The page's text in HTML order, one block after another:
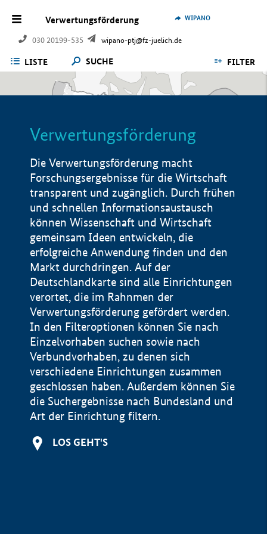
Verwertungsförderung
030 20199-535 wipano-ptj@fz-juelich.de
WIPANO
LISTE SUCHE FILTER
Verwertungsförderung
Die Verwertungsförderung macht
Forschungsergebnisse für die Wirtschaft
transparent und zugänglich. Durch frühen
und schnellen Informationsaustausch
können Wissenschaft und Wirtschaft
gemeinsam Ideen entwickeln, die
erfolgreiche Anwendung finden und den
Markt durchdringen. Auf der
Deutschlandkarte sind alle Einrichtungen
verortet, die im Rahnmen der
Verwertungsförderung gefördert werden.
In den Filteroptionen können Sie nach
Einzelvorhaben suchen sowie nach
Verbundvorhaben, zu denen sich
verschiedene Einrichtungen zusammen
geschlossen haben. Außerdem können Sie
die Suchergebnisse nach Bundesland und
Art der Einrichtung filtern.
LOS GEHT'S